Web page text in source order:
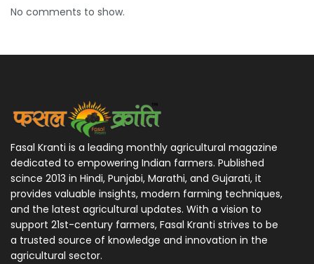
No comments to show.
Fasal Kranti is a leading monthly agricultural magazine
dedicated to empowering Indian farmers. Published
scince 2013 in Hindi, Punjabi, Marathi, and Gujarati, it
provides valuable insights, modern farming techniques,
and the latest agricultural updates. With a vision to
support 21st-century farmers, Fasal Kranti strives to be
a trusted source of knowledge and innovation in the
agricultural sector.